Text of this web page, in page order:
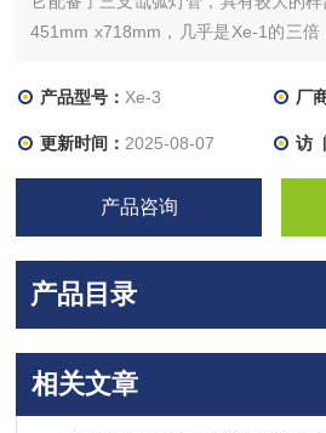
451mm x718mm，几乎是Xe-1的三
以执行几乎所有国际标准和OEM测试
产品型号： Xe-3 厂
更新时间： 2025-08-07 访
产品咨询
产品目录
相关文章